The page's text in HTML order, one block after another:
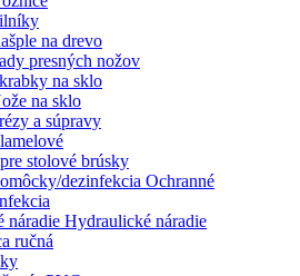
na drevo
presných nožov
na sklo
na sklo
a súpravy
stolové brúsky
Ochranné
Hydraulické náradie
ručná